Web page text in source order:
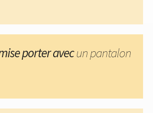
porter avecun pantalon